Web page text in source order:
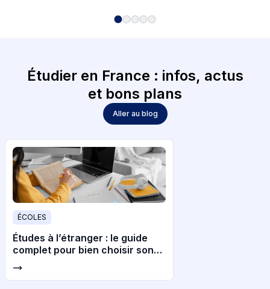
Étudier en France : infos, actus
et bons plans
Aller au blog
ÉCOLES
Études à l’étranger : le guide
complet pour bien choisir son